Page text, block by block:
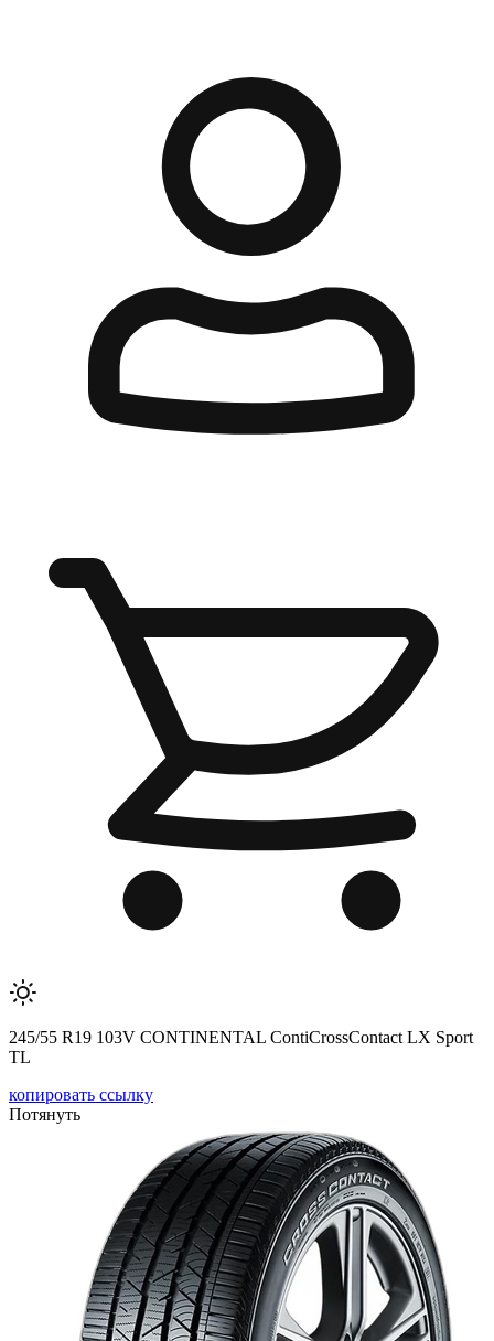
245/55 R19 103V CONTINENTAL ContiCrossContact LX Sport
TL
копировать ссылку
Потянуть